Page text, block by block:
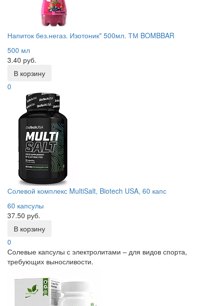
Напиток без.негаз. Изотоник" 500мл. ТМ BOMBBAR
500 мл
3.40 руб.
В корзину
0
Солевой комплекс MultiSalt, Biotech USA, 60 капс
60 капсулы
37.50 руб.
В корзину
0
Солевые капсулы с электролитами – для видов спорта,
требующих выносливости.